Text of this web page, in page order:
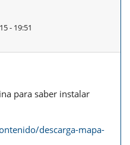
- 19:51
para saber instalar
descarga-mapa-